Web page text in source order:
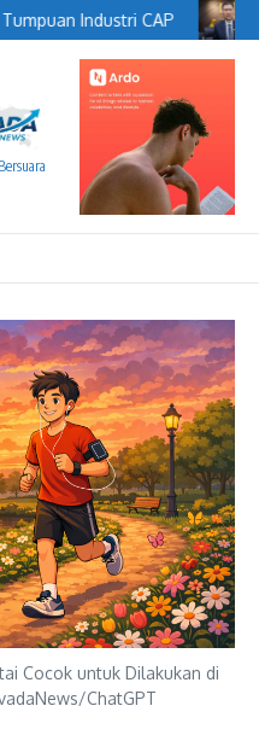
Industri CAP
Cocok untuk Dilakukan di
ChatGPT